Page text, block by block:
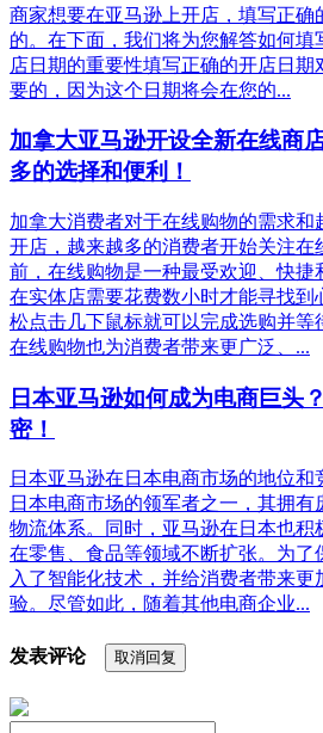
商家想要在亚马逊上开店，填写正确
的。在下面，我们将为您解答如何填
店日期的重要性填写正确的开店日
要的，因为这个日期将会在您的...
加拿大亚马逊开设全新在线商
多的选择和便利！
加拿大消费者对于在线购物的需求和
开店，越来越多的消费者开始关注在
前，在线购物是一种最受欢迎、快捷
在实体店需要花费数小时才能寻找到
松点击几下鼠标就可以完成选购并等
在线购物也为消费者带来更广泛、...
日本亚马逊如何成为电商巨头
密！
日本亚马逊在日本电商市场的地位
日本电商市场的领军者之一，其拥
物流体系。同时，亚马逊在日本也积
在零售、食品等领域不断扩张。为了
入了智能化技术，并给消费者带来
验。尽管如此，随着其他电商企业...
发表评论 取消回复